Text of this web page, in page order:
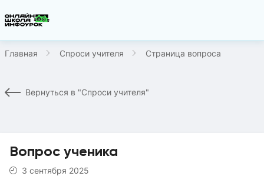
Главная Спроси учителя Страница вопроса
Вернуться в "Спроси учителя"
Вопрос ученика
3 сентября 2025